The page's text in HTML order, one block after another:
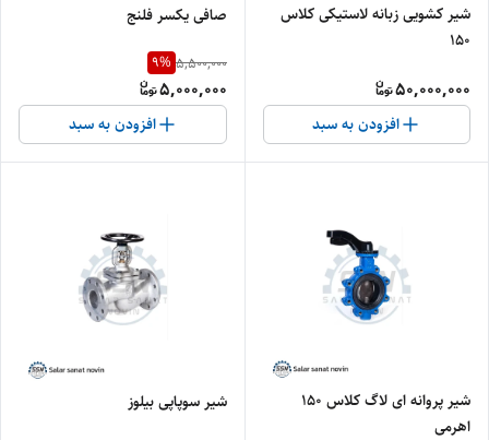
شیر کشویی زبانه لاستیکی کلاس
150
50,000,000
افزودن به سبد
صافی یکسر فلنج
5,500,000
9%
5,000,000
افزودن به سبد
شیر پروانه ای لاگ کلاس 150
اهرمی
شیر سوپاپی بیلوز